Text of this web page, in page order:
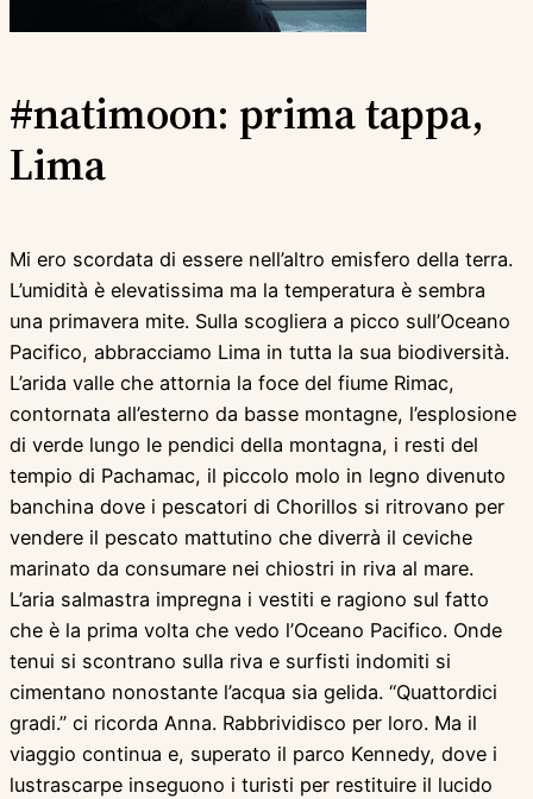
#natimoon: prima tappa,
Lima
Mi ero scordata di essere nell’altro emisfero della terra.
L’umidità è elevatissima ma la temperatura è sembra
una primavera mite. Sulla scogliera a picco sull’Oceano
Pacifico, abbracciamo Lima in tutta la sua biodiversità.
L’arida valle che attornia la foce del fiume Rimac,
contornata all’esterno da basse montagne, l’esplosione
di verde lungo le pendici della montagna, i resti del
tempio di Pachamac, il piccolo molo in legno divenuto
banchina dove i pescatori di Chorillos si ritrovano per
vendere il pescato mattutino che diverrà il ceviche
marinato da consumare nei chiostri in riva al mare.
L’aria salmastra impregna i vestiti e ragiono sul fatto
che è la prima volta che vedo l’Oceano Pacifico. Onde
tenui si scontrano sulla riva e surfisti indomiti si
cimentano nonostante l’acqua sia gelida. “Quattordici
gradi.” ci ricorda Anna. Rabbrividisco per loro. Ma il
viaggio continua e, superato il parco Kennedy, dove i
lustrascarpe inseguono i turisti per restituire il lucido